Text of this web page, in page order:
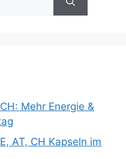
Mehr Energie &
AT, CH Kapseln im